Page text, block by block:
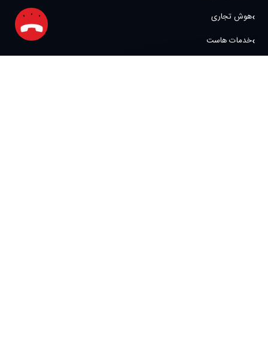
هوش تجاری
خدمات هاست